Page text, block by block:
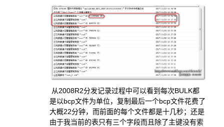
从2008R2分发记录过程中可以看到每次BULK都
是以bcp文件为单位，复制最后一个bcp文件花费了
大概22分钟，而前面的每个文件都是十几秒；还是
由于我当前的表只有三个字段而且除了主键没有索